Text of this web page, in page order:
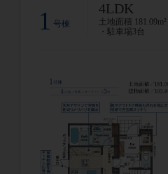
1 号棟
4LDK
土地面積
・駐車場3台